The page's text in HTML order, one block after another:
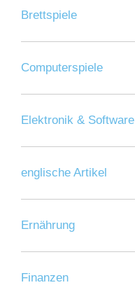
Brettspiele
Computerspiele
Elektronik & Software
englische Artikel
Ernährung
Finanzen